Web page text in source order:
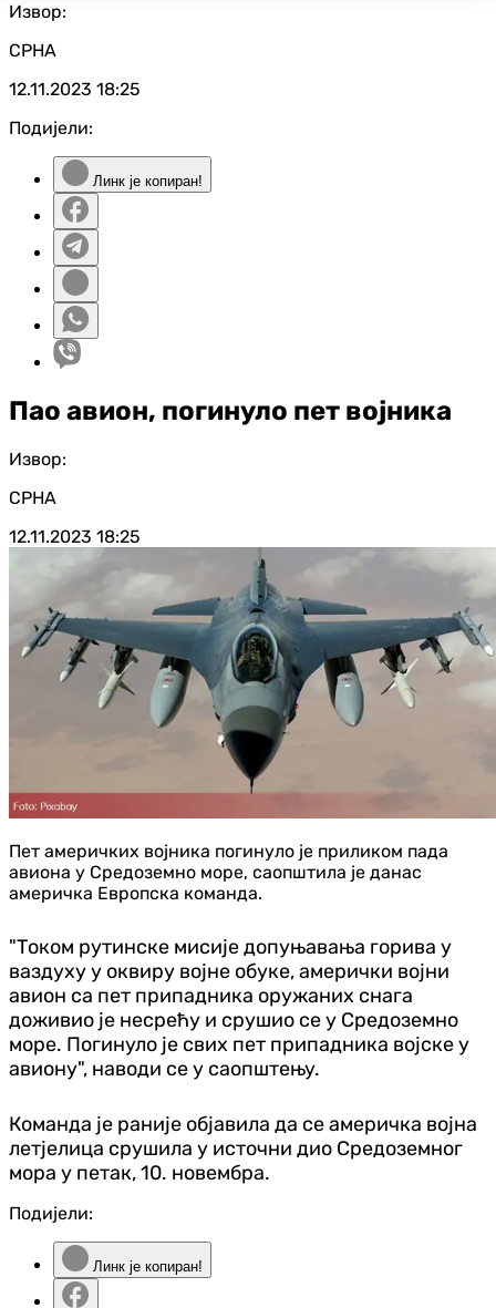
Извор:
СРНА
12.11.2023 18:25
Подијели:
Линк је копиран!
Пао авион, погинуло пет војника
Извор:
СРНА
12.11.2023 18:25
Пет америчких војника погинуло је приликом пада
авиона у Средоземно море, саопштила је данас
америчка Европска команда.
"Током рутинске мисије допуњавања горива у
ваздуху у оквиру војне обуке, амерички војни
авион са пет припадника оружаних снага
доживио је несрећу и срушио се у Средоземно
море. Погинуло је свих пет припадника војске у
авиону", наводи се у саопштењу.
Команда је раније објавила да се америчка војна
летјелица срушила у источни дио Средоземног
мора у петак, 10. новембра.
Подијели:
Линк је копиран!